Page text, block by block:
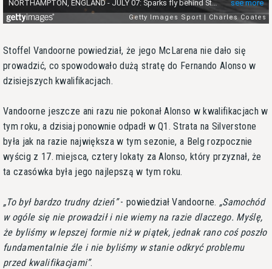
Stoffel Vandoorne powiedział, że jego McLarena nie dało się
prowadzić, co spowodowało dużą stratę do Fernando Alonso w
dzisiejszych kwalifikacjach.
Vandoorne jeszcze ani razu nie pokonał Alonso w kwalifikacjach w
tym roku, a dzisiaj ponownie odpadł w Q1. Strata na Silverstone
była jak na razie największa w tym sezonie, a Belg rozpocznie
wyścig z 17. miejsca, cztery lokaty za Alonso, który przyznał, że
ta czasówka była jego najlepszą w tym roku.
To był bardzo trudny dzień - powiedział Vandoorne.
Samochód
w ogóle się nie prowadził i nie wiemy na razie dlaczego. Myślę,
że byliśmy w lepszej formie niż w piątek, jednak rano coś poszło
fundamentalnie źle i nie byliśmy w stanie odkryć problemu
przed kwalifikacjami .